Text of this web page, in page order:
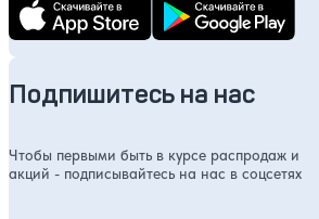
Подпишитесь на нас
Чтобы первыми быть в курсе распродаж и
акций - подписывайтесь на нас в соцсетях